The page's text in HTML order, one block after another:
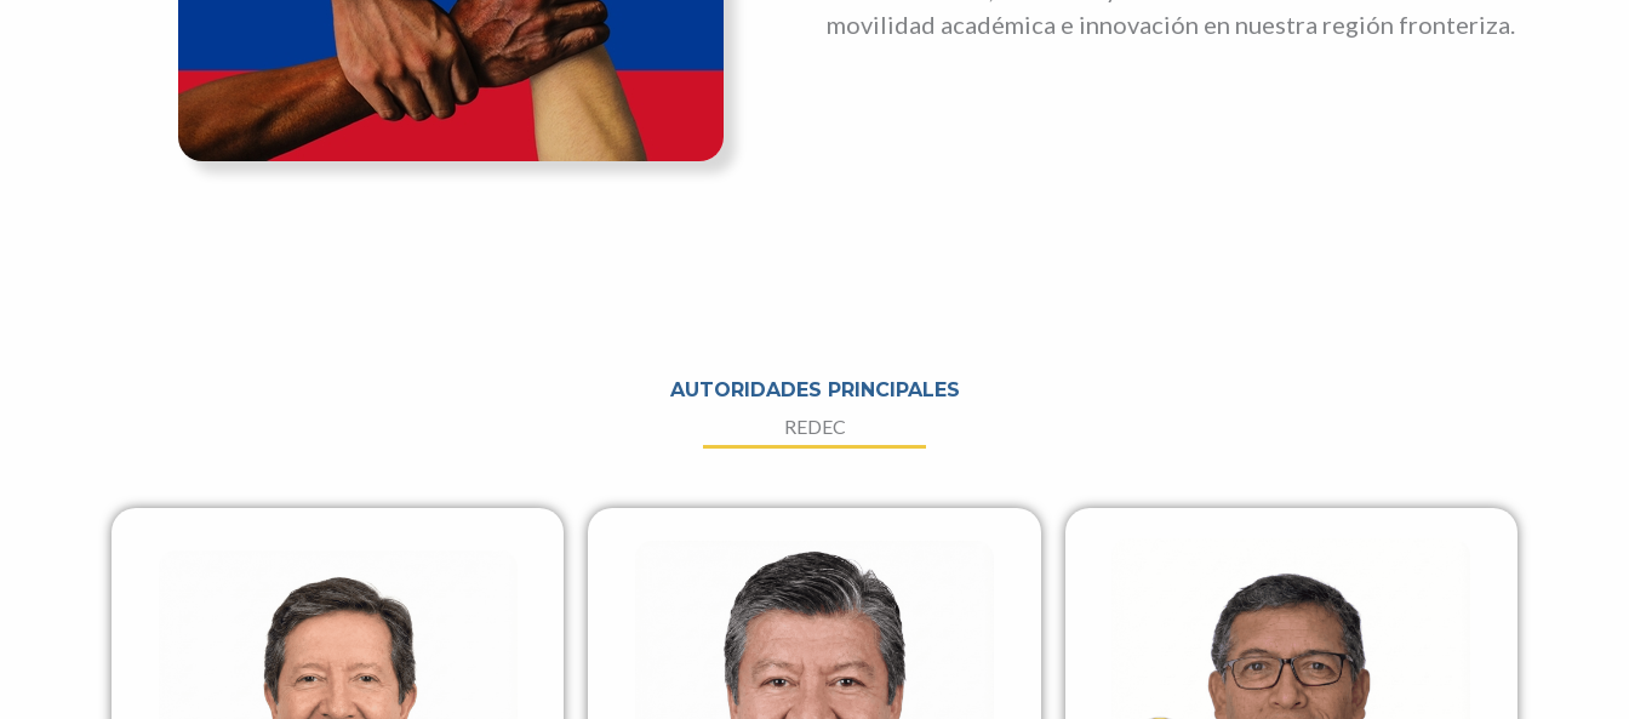
movilidad académica e innovación en nuestra región fronteriza.
AUTORIDADES PRINCIPALES
REDEC